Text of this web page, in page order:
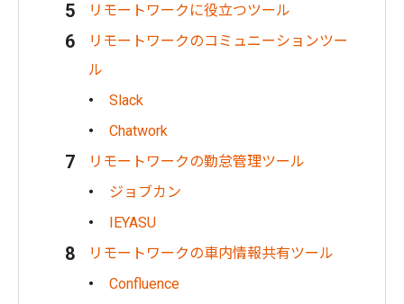
リモートワークに役立つツール
リモートワークのコミュニーションツー
ル
Slack
Chatwork
リモートワークの勤怠管理ツール
ジョブカン
IEYASU
リモートワークの車内情報共有ツール
Confluence